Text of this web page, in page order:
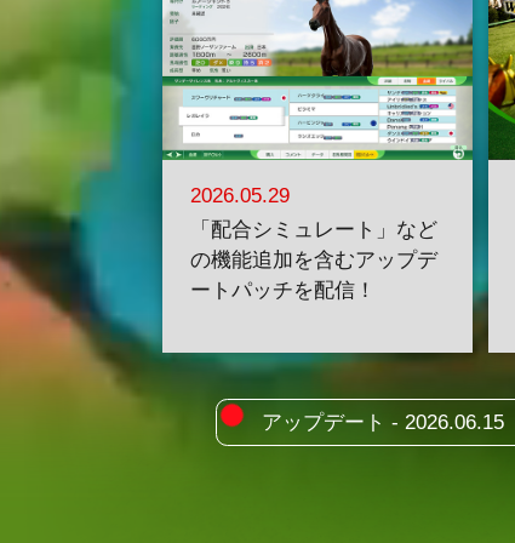
2026.05.29
「配合シミュレート」など
の機能追加を含むアップデ
ートパッチを配信！
アップデート - 2026.06.15